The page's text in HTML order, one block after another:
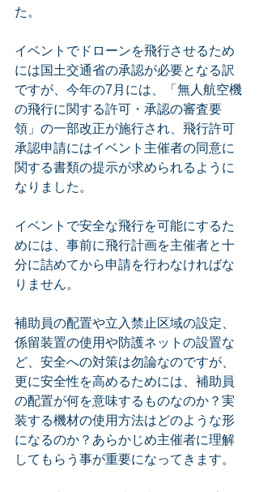
た。
イベントでドローンを飛行させるため
には国土交通省の承認が必要となる訳
ですが、今年の7月には、「無人航空機
の飛行に関する許可・承認の審査要
領」の一部改正が施行され、飛行許可
承認申請にはイベント主催者の同意に
関する書類の提示が求められるように
なりました。
イベントで安全な飛行を可能にするた
めには、事前に飛行計画を主催者と十
分に詰めてから申請を行わなければな
りません。
補助員の配置や立入禁止区域の設定、
係留装置の使用や防護ネットの設置な
ど、安全への対策は勿論なのですが、
更に安全性を高めるためには、補助員
の配置が何を意味するものなのか？実
装する機材の使用方法はどのような形
になるのか？あらかじめ主催者に理解
してもらう事が重要になってきます。